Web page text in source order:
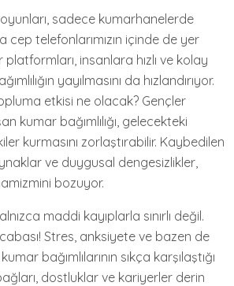
sadece kumarhanelerde
cep telefonlarımızın içinde de yer
platformları, insanlara hızlı ve kolay
yayılmasını da hızlandırıyor.
etkisi ne olacak? Gençler
kumar bağımlılığı, gelecekteki
kurmasını zorlaştırabilir. Kaybedilen
ve duygusal dengesizlikler,
bozuyor.
maddi kayıplarla sınırlı değil.
Stres, anksiyete ve bazen de
bağımlılarının sıkça karşılaştığı
dostluklar ve kariyerler derin